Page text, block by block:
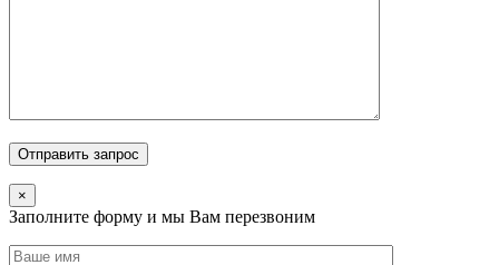
×
Заполните форму и мы Вам перезвоним